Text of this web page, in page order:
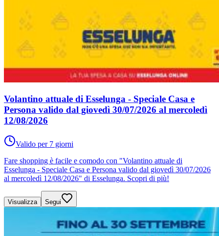
Volantino attuale di Esselunga - Speciale Casa e
Persona valido dal giovedì 30/07/2026 al mercoledì
12/08/2026
Valido per 7 giorni
Fare shopping è facile e comodo con "Volantino attuale di
Esselunga - Speciale Casa e Persona valido dal giovedì 30/07/2026
al mercoledì 12/08/2026" di Esselunga. Scopri di più!
Visualizza Segui